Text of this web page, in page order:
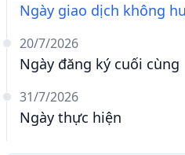
Ngày giao dịch không
20/7/2026
Ngày đăng ký cuối cùng
31/7/2026
Ngày thực hiện